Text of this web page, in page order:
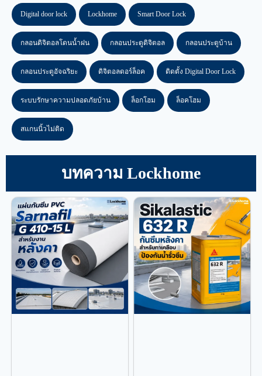
Digital door lock Lockhome Smart Door Lock
กลอนดิจิตอลโดนน้ำฝน กลอนประตูดิจิตอล กลอนประตูบ้าน
กลอนประตูอัจฉริยะ ดิจิตอลดอร์ล็อค ติดตั้ง Digital Door Lock
ระบบรักษาความปลอดภัยบ้าน ล็อกโฮม ล็อคโฮม
สแกนนิ้วไม่ติด
บทความ Lockhome